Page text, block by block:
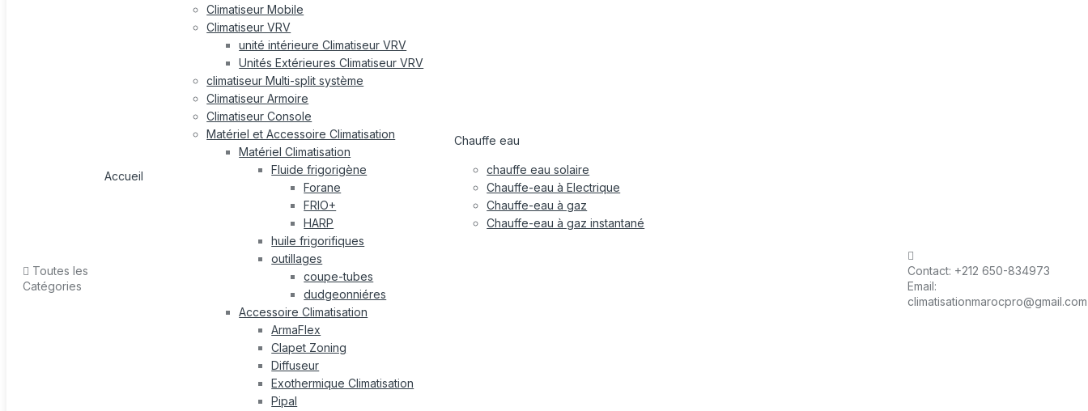
Toutes les
Catégories
Accueil
Climatiseur Mobile
Climatiseur VRV
unité intérieure Climatiseur VRV
Unités Extérieures Climatiseur VRV
climatiseur Multi-split système
Climatiseur Armoire
Climatiseur Console
Matériel et Accessoire Climatisation
Matériel Climatisation
Fluide frigorigène
Forane
FRIO+
HARP
huile frigorifiques
outillages
coupe-tubes
dudgeonniéres
Accessoire Climatisation
ArmaFlex
Clapet Zoning
Diffuseur
Exothermique Climatisation
Pipal
Chauffe eau
chauffe eau solaire
Chauffe-eau à Electrique
Chauffe-eau à gaz
Chauffe-eau à gaz instantané
Contact: +212 650-834973
Email:
climatisationmarocpro@gmail.com